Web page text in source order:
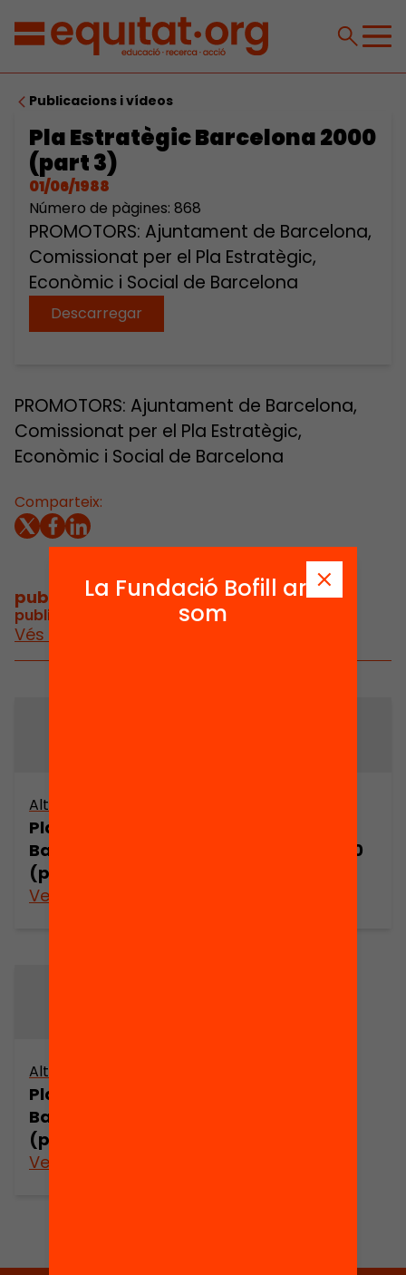
Publicacions i vídeos
Pla Estratègic Barcelona 2000
(part 3)
01/06/1988
Número de pàgines: 868
PROMOTORS: Ajuntament de Barcelona,
Comissionat per el Pla Estratègic,
Econòmic i Social de Barcelona
Descarregar
Comparteix:
PROMOTORS: Ajuntament de Barcelona,
Comissionat per el Pla Estratègic,
Econòmic i Social de Barcelona
publicacions i vídeos/
publicacions i vídeos relacionats
Vés a publicacions i vídeos
Altres arxius
Pla Estratègic
Barcelona 2000
(part 1)
Veure’n més
Barcelona 2000
Altres arxius
Pla Estratègic
Barcelona 2000
(part 4)
Veure’n més
La Fundació Bofill ara
som